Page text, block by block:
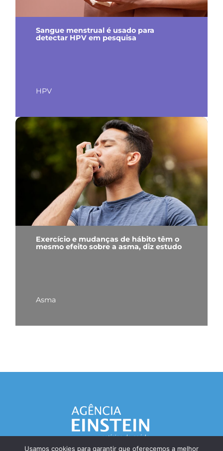
Sangue menstrual é usado para
detectar HPV em pesquisa
HPV
Exercício e mudanças de hábito têm o
mesmo efeito sobre a asma, diz estudo
Asma
Usamos cookies para garantir que oferecemos a melhor